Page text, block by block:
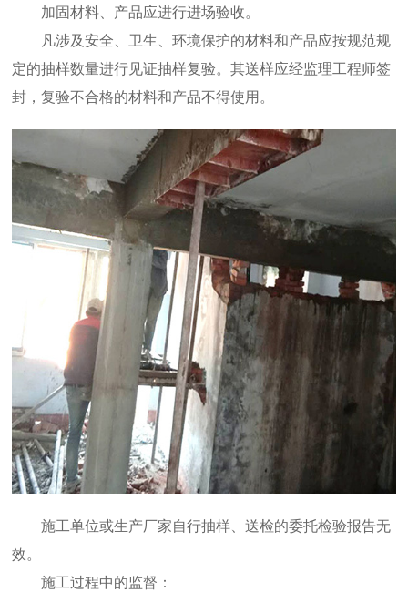
加固材料、产品应进行进场验收。
凡涉及安全、卫生、环境保护的材料和产品应按规范规
定的抽样数量进行见证抽样复验。其送样应经监理工程师签
封，复验不合格的材料和产品不得使用。
施工单位或生产厂家自行抽样、送检的委托检验报告无
效。
施工过程中的监督：